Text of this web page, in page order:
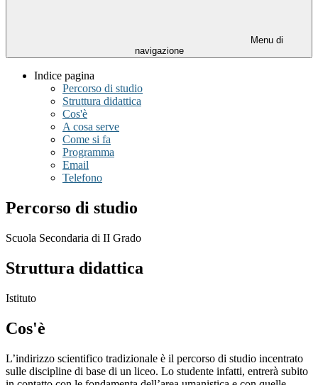
Menu di
navigazione
Indice pagina
Percorso di studio
Struttura didattica
Cos'è
A cosa serve
Come si fa
Programma
Email
Telefono
Percorso di studio
Scuola Secondaria di II Grado
Struttura didattica
Istituto
Cos'è
L’indirizzo scientifico tradizionale è il percorso di studio incentrato
sulle discipline di base di un liceo. Lo studente infatti, entrerà subito